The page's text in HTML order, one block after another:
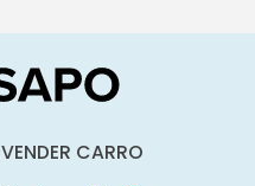
VENDER CARRO